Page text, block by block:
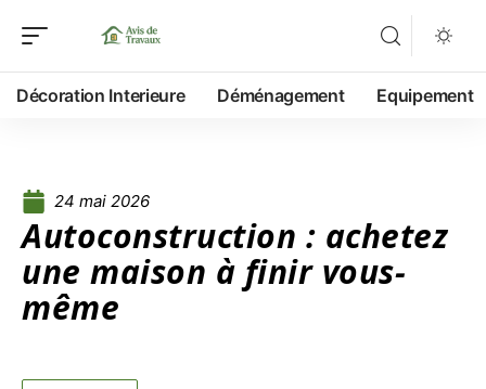
Décoration Interieure Déménagement Equipement
24 mai 2026
Autoconstruction : achetez
une maison à finir vous-
même